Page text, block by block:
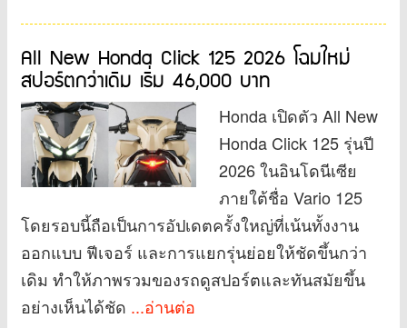
All New Honda Click 125 2026 โฉมใหม่
สปอร์ตกว่าเดิม เริ่ม 46,000 บาท
Honda เปิดตัว All New
Honda Click 125 รุ่นปี
2026 ในอินโดนีเซีย
ภายใต้ชื่อ Vario 125
โดยรอบนี้ถือเป็นการอัปเดตครั้งใหญ่ที่เน้นทั้งงาน
ออกแบบ ฟีเจอร์ และการแยกรุ่นย่อยให้ชัดขึ้นกว่า
เดิม ทำให้ภาพรวมของรถดูสปอร์ตและทันสมัยขึ้น
อย่างเห็นได้ชัด ...อ่านต่อ